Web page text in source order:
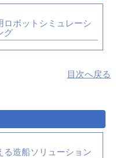
ロボットシミュレーシ
グ
目次へ戻る
る造船ソリューション